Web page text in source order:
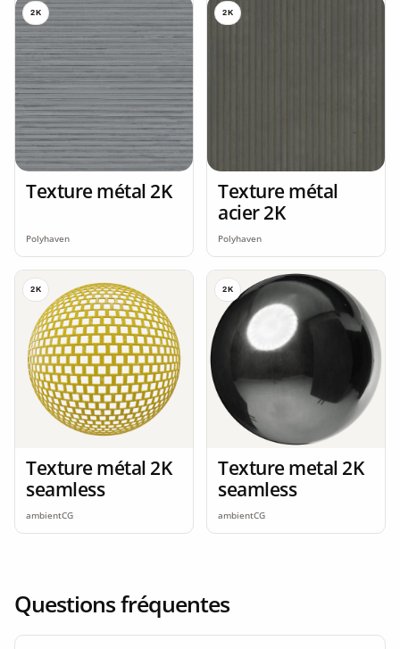
2K
Texture métal 2K
Polyhaven
2K
Texture métal
acier 2K
Polyhaven
2K
Texture métal 2K
seamless
ambientCG
2K
Texture metal 2K
seamless
ambientCG
Questions fréquentes